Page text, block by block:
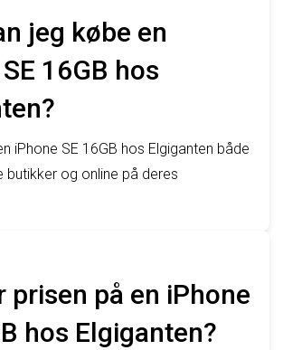
jeg købe en
16GB hos
iPhone SE 16GB hos Elgiganten både
butikker og online på deres
prisen på en iPhone
hos Elgiganten?